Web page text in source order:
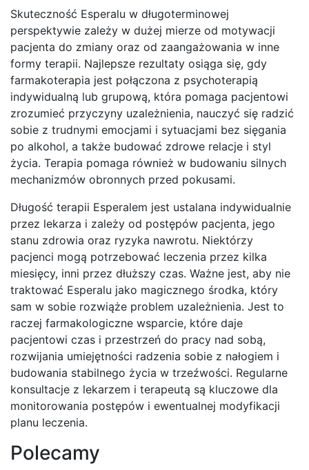
Skuteczność Esperalu w długoterminowej
perspektywie zależy w dużej mierze od motywacji
pacjenta do zmiany oraz od zaangażowania w inne
formy terapii. Najlepsze rezultaty osiąga się, gdy
farmakoterapia jest połączona z psychoterapią
indywidualną lub grupową, która pomaga pacjentowi
zrozumieć przyczyny uzależnienia, nauczyć się radzić
sobie z trudnymi emocjami i sytuacjami bez sięgania
po alkohol, a także budować zdrowe relacje i styl
życia. Terapia pomaga również w budowaniu silnych
mechanizmów obronnych przed pokusami.
Długość terapii Esperalem jest ustalana indywidualnie
przez lekarza i zależy od postępów pacjenta, jego
stanu zdrowia oraz ryzyka nawrotu. Niektórzy
pacjenci mogą potrzebować leczenia przez kilka
miesięcy, inni przez dłuższy czas. Ważne jest, aby nie
traktować Esperalu jako magicznego środka, który
sam w sobie rozwiąże problem uzależnienia. Jest to
raczej farmakologiczne wsparcie, które daje
pacjentowi czas i przestrzeń do pracy nad sobą,
rozwijania umiejętności radzenia sobie z nałogiem i
budowania stabilnego życia w trzeźwości. Regularne
konsultacje z lekarzem i terapeutą są kluczowe dla
monitorowania postępów i ewentualnej modyfikacji
planu leczenia.
Polecamy